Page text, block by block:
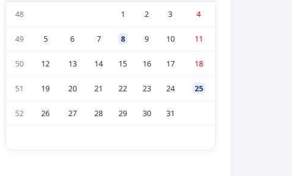
48 1 2 3 4
49 5 6 7 8 9 10 11
50 12 13 14 15 16 17 18
51 19 20 21 22 23 24 25
52 26 27 28 29 30 31